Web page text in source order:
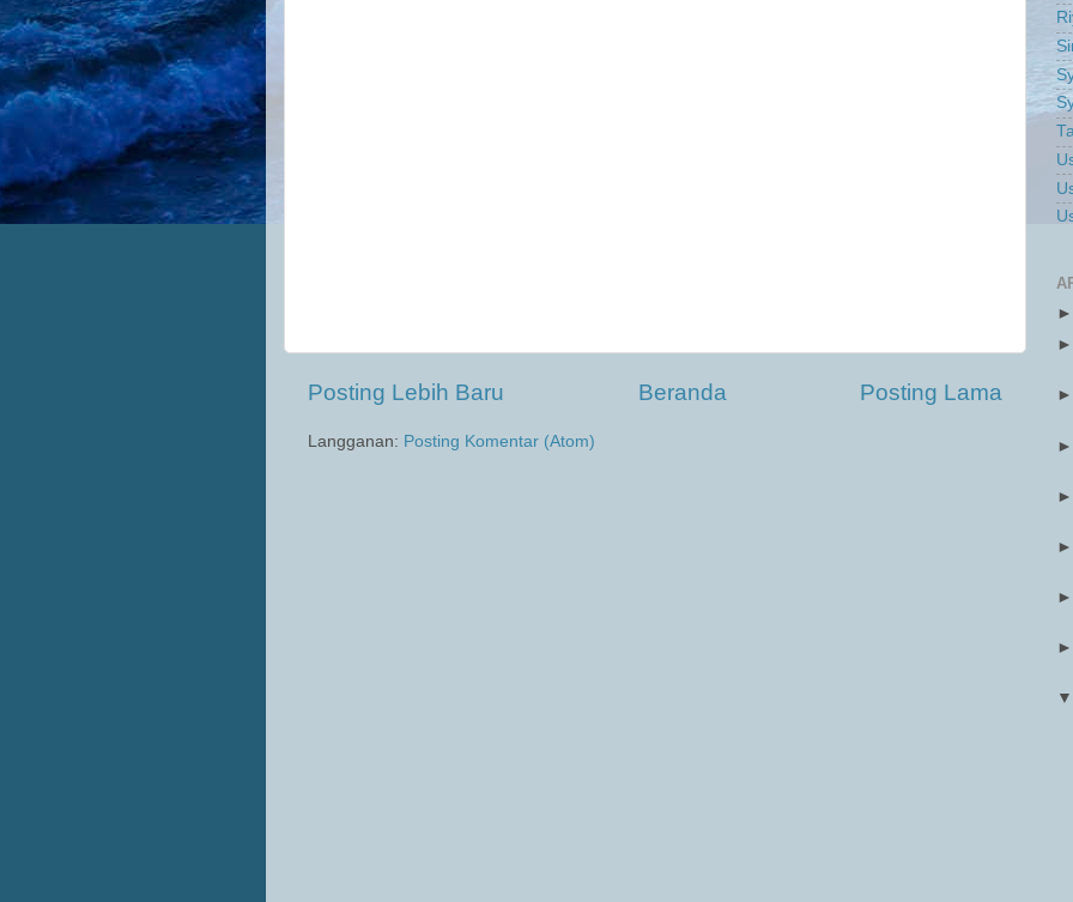
Posting Lebih Baru Posting Lama
Beranda
Langganan: Posting Komentar (Atom)
►
►
►
►
►
►
►
►
▼